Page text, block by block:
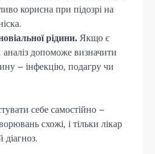
корисна при підозрі на
рідини.Якщо є
аналіз допоможе визначити
– інфекцію, подагру чи
себе самостійно –
схожі, і тільки лікар